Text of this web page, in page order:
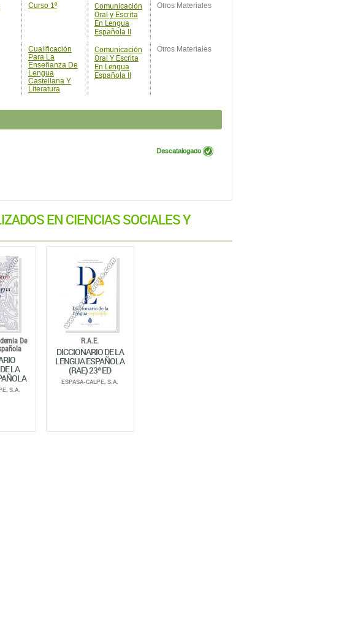
Curso 1º
Comunicación
Oral y Escrita
En Lengua
Española II
Otros Materiales
Cualificación
Para La
Enseñanza De
Lengua
Castellana Y
Literatura
Comunicación
Oral Y Escrita
En Lengua
Española II
Otros Materiales
Descatalogado
EN CIENCIAS SOCIALES Y
De
LA
S.A.
R.A.E.
DICCIONARIO DE LA
LENGUA ESPAÑOLA
(RAE) 23ª ED
ESPASA-CALPE, S.A.